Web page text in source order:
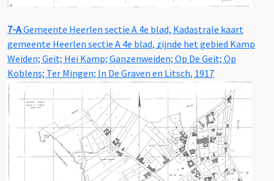
7-AGemeente Heerlen sectie A 4e blad, Kadastrale kaart
gemeente Heerlen sectie A 4e blad, zijnde het gebied Kamp
Weiden; Geit; Hei Kamp; Ganzenweiden; Op De Geit; Op
Koblens; Ter Mingen; In De Graven en Litsch, 1917